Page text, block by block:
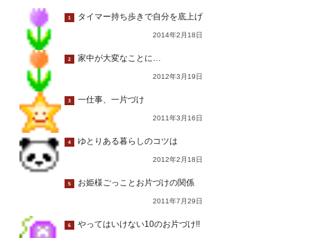
1 タイマー持ち歩きで自分を底上げ
2014年2月18日
2 家中が大変なことに…
2012年3月19日
3 一仕事、一片づけ
2011年3月16日
4 ゆとりある暮らしのコツは
2012年2月18日
5 お姫様ごっことお片づけの関係
2011年7月29日
6 やってはいけない10のお片づけ!!